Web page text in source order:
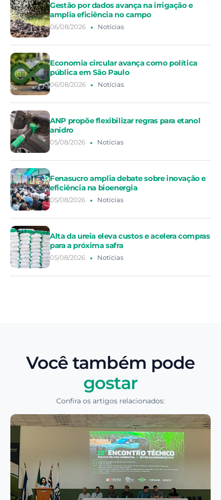
Gestão por dados avança na irrigação e
amplia eficiência no campo
06/08/2026 Notícias
Economia circular avança como política
pública em São Paulo
06/08/2026 Notícias
ANP propõe flexibilizar regras para etanol
anidro
05/08/2026 Notícias
Fenasucro amplia debate sobre inovação e
eficiência na bioenergia
05/08/2026 Notícias
Alta da ureia eleva custos e acelera compras
para a próxima safra
05/08/2026 Notícias
Você também pode
gostar
Confira os artigos relacionados: